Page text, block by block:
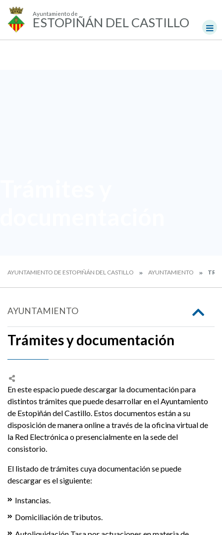
Ayuntamiento de
ESTOPIÑÁN DEL CASTILLO
AYUNTAMIENTO DE ESTOPIÑÁN DEL CASTILLO AYUNTAMIENTO
AYUNTAMIENTO
Trámites y documentación
En este espacio puede descargar la documentación para
distintos trámites que puede desarrollar en el Ayuntamiento
de Estopiñán del Castillo. Estos documentos están a su
disposición de manera online a través de la oficina virtual de
la Red Electrónica o presencialmente en la sede del
consistorio.
El listado de trámites cuya documentación se puede
descargar es el siguiente:
Instancias.
Domiciliación de tributos.